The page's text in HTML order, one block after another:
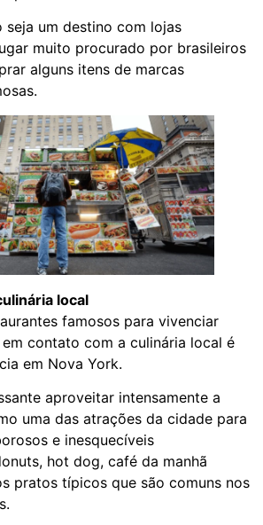
seja um destino com lojas
muito procurado por brasileiros
alguns itens de marcas
local
famosos para vivenciar
contato com a culinária local é
em Nova York.
aproveitar intensamente a
uma das atrações da cidade para
e inesquecíveis
hot dog, café da manhã
pratos típicos que são comuns nos